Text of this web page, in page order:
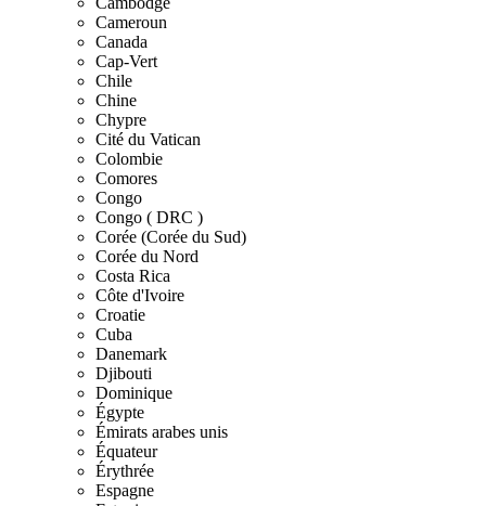
Cameroun
Canada
Cap-Vert
Chile
Chine
Chypre
Cité du Vatican
Colombie
Comores
Congo
Congo ( DRC )
Corée (Corée du Sud)
Corée du Nord
Costa Rica
Côte d'Ivoire
Croatie
Cuba
Danemark
Djibouti
Dominique
Égypte
Émirats arabes unis
Équateur
Érythrée
Espagne